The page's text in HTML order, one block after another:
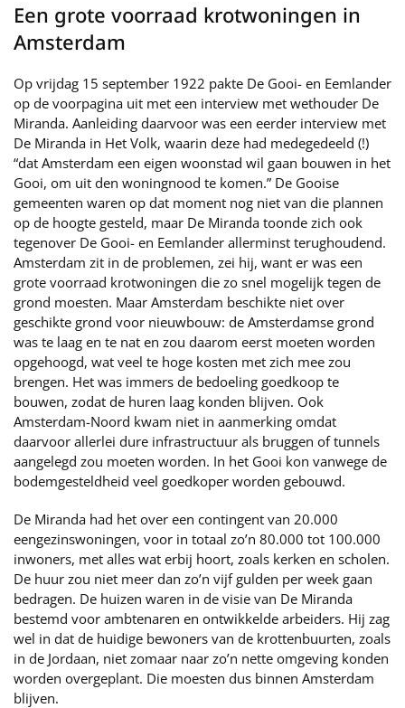
Een grote voorraad krotwoningen in
Amsterdam
Op vrijdag 15 september 1922 pakte De Gooi- en Eemlander
op de voorpagina uit met een interview met wethouder De
Miranda. Aanleiding daarvoor was een eerder interview met
De Miranda in Het Volk, waarin deze had medegedeeld (!)
“dat Amsterdam een eigen woonstad wil gaan bouwen in het
Gooi, om uit den woningnood te komen.” De Gooise
gemeenten waren op dat moment nog niet van die plannen
op de hoogte gesteld, maar De Miranda toonde zich ook
tegenover De Gooi- en Eemlander allerminst terughoudend.
Amsterdam zit in de problemen, zei hij, want er was een
grote voorraad krotwoningen die zo snel mogelijk tegen de
grond moesten. Maar Amsterdam beschikte niet over
geschikte grond voor nieuwbouw: de Amsterdamse grond
was te laag en te nat en zou daarom eerst moeten worden
opgehoogd, wat veel te hoge kosten met zich mee zou
brengen. Het was immers de bedoeling goedkoop te
bouwen, zodat de huren laag konden blijven. Ook
Amsterdam-Noord kwam niet in aanmerking omdat
daarvoor allerlei dure infrastructuur als bruggen of tunnels
aangelegd zou moeten worden. In het Gooi kon vanwege de
bodemgesteldheid veel goedkoper worden gebouwd.
De Miranda had het over een contingent van 20.000
eengezinswoningen, voor in totaal zo’n 80.000 tot 100.000
inwoners, met alles wat erbij hoort, zoals kerken en scholen.
De huur zou niet meer dan zo’n vijf gulden per week gaan
bedragen. De huizen waren in de visie van De Miranda
bestemd voor ambtenaren en ontwikkelde arbeiders. Hij zag
wel in dat de huidige bewoners van de krottenbuurten, zoals
in de Jordaan, niet zomaar naar zo’n nette omgeving konden
worden overgeplant. Die moesten dus binnen Amsterdam
blijven.